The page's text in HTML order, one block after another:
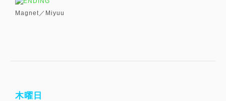
Magnet／Miyuu
木曜日